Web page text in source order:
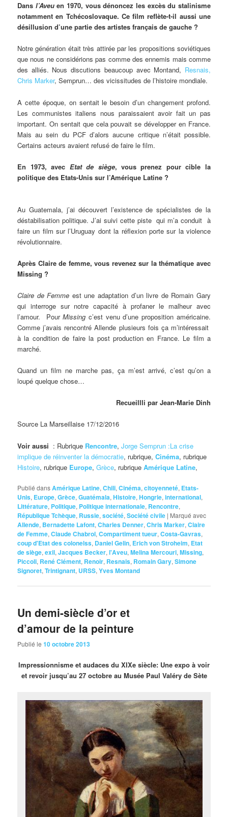
Dans l’Aveuen 1970, vous dénoncez les excès du stalinisme
notamment en Tchécoslovaque. Ce film reflète-t-il aussi une
désillusion d’une partie des artistes français de gauche ?
Notre génération était très attirée par les propositions soviétiques
que nous ne considérions pas comme des ennemis mais comme
des alliés. Nous discutions beaucoup avec Montand, Resnais,
Chris Marker, Semprun… des vicissitudes de l’histoire mondiale.
A cette époque, on sentait le besoin d’un changement profond.
Les communistes italiens nous paraissaient avoir fait un pas
important. On sentait que cela pouvait se développer en France.
Mais au sein du PCF d’alors aucune critique n’était possible.
Certains acteurs avaient refusé de faire le film.
En 1973, avec Etat de siège, vous prenez pour cible la
politique des Etats-Unis sur l’Amérique Latine ?
Au Guatemala, j’ai découvert l’existence de spécialistes de la
déstabilisation politique. J’ai suivi cette piste qui m’a conduit à
faire un film sur l’Uruguay dont la réflexion porte sur la violence
révolutionnaire.
Après Claire de femme, vous revenez sur la thématique avec
Missing ?
Claire de Femme est une adaptation d’un livre de Romain Gary
qui interroge sur notre capacité à profaner le malheur avec
l’amour. PourMissing c’est venu d’une proposition américaine.
Comme j’avais rencontré Allende plusieurs fois ça m’intéressait
à la condition de faire la post production en France. Le film a
marché.
Quand un film ne marche pas, ça m’est arrivé, c’est qu’on a
loupé quelque chose…
Recueillli par Jean-Marie Dinh
Source La Marseillaise 17/12/2016
Voir aussi : Rubrique Rencontre,Jorge Semprun :La crise
implique de réinventer la démocratie, rubrique,Cinéma, rubrique
Histoire, rubrique Europe,Grèce, rubriqueAmérique Latine,
Publié dansAmérique Latine,Chili,Cinéma,citoyenneté, Etats-
Unis, Europe,Grèce,Guatémala,Histoire,Hongrie,international,
Littérature, Politique, Politique internationale, Rencontre,
République Tchèque, Russie,société,Société civile | Marqué avec
Allende, Bernadette Lafont,Charles Denner,Chris Marker,Claire
de Femme,Claude Chabrol,Compartiment tueur,Costa-Gavras,
coup d'Etat des colonelss, Daniel Gelin, Erich von Stroheim, Etat
de siège,exil,Jacques Becker,l'Aveu,Melina Mercouri,Missing,
Piccoli, René Clément, Renoir, Resnais, Romain Gary,Simone
Signoret,Trintignant, URSS,Yves Montand
Un demi-siècle d’or et
d’amour de la peinture
Publié le10 octobre 2013
Impressionnisme et audaces du XIXe siècle: Une expo à voir
et revoir jusqu’au 27 octobre au Musée Paul Valéry de Sète